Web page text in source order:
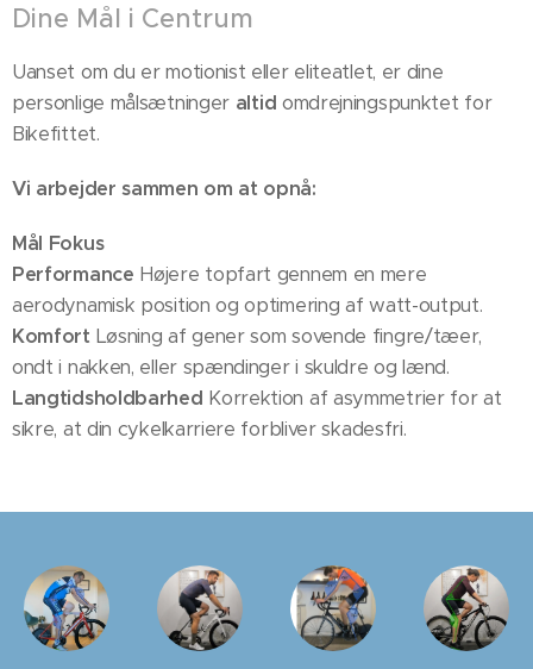
Dine Mål i Centrum
Uanset om du er motionist eller eliteatlet, er dine
personlige målsætninger altid omdrejningspunktet for
Bikefittet.
Vi arbejder sammen om at opnå:
Mål Fokus
Performance Højere topfart gennem en mere
aerodynamisk position og optimering af watt-output.
Komfort Løsning af gener som sovende fingre/tæer,
ondt i nakken, eller spændinger i skuldre og lænd.
Langtidsholdbarhed Korrektion af asymmetrier for at
sikre, at din cykelkarriere forbliver skadesfri.